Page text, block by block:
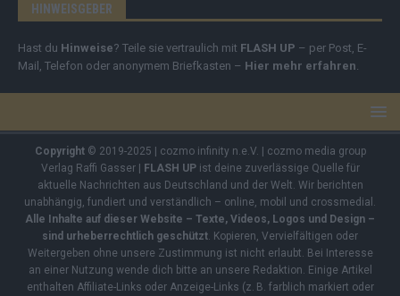
HINWEISGEBER
Hast du Hinweise? Teile sie vertraulich mit FLASH UP – per Post, E-
Mail, Telefon oder anonymem Briefkasten – Hier mehr erfahren
Copyright© 2019-2025 | cozmo infinity n.e.V. | cozmo media group
Verlag Raffi Gasser | FLASH UPist deine zuverlässige Quelle für
aktuelle Nachrichten aus Deutschland und der Welt. Wir berichten
unabhängig, fundiert und verständlich – online, mobil und crossmedial.
Alle Inhalte auf dieser Website – Texte, Videos, Logos und Design –
sind urheberrechtlich geschützt . Kopieren, Vervielfältigen oder
Weitergeben ohne unsere Zustimmung ist nicht erlaubt. Bei Interesse
an einer Nutzung wende dich bitte an unsere Redaktion. Einige Artikel
enthalten Affiliate-Links oder Anzeige-Links (z. B. farblich markiert oder